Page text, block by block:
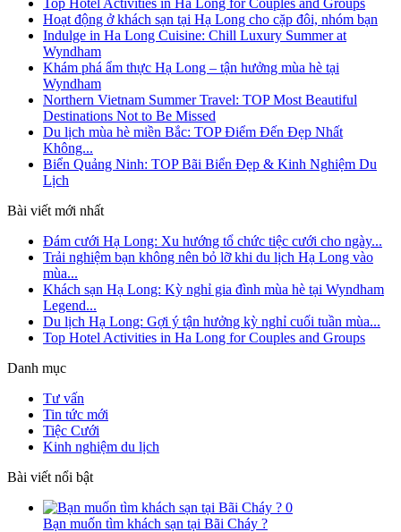
Hoạt động ở khách sạn tại Hạ Long cho cặp đôi, nhóm bạn
Indulge in Ha Long Cuisine: Chill Luxury Summer at
Wyndham
Khám phá ẩm thực Hạ Long – tận hưởng mùa hè tại
Wyndham
Northern Vietnam Summer Travel: TOP Most Beautiful
Destinations Not to Be Missed
Du lịch mùa hè miền Bắc: TOP Điểm Đến Đẹp Nhất
Không...
Biển Quảng Ninh: TOP Bãi Biển Đẹp & Kinh Nghiệm Du
Lịch
Bài viết mới nhất
Đám cưới Hạ Long: Xu hướng tổ chức tiệc cưới cho ngày...
Trải nghiệm bạn không nên bỏ lỡ khi du lịch Hạ Long vào
mùa...
Khách sạn Hạ Long: Kỳ nghỉ gia đình mùa hè tại Wyndham
Legend...
Du lịch Hạ Long: Gợi ý tận hưởng kỳ nghỉ cuối tuần mùa...
Top Hotel Activities in Ha Long for Couples and Groups
Danh mục
Tư vấn
Tin tức mới
Tiệc Cưới
Kinh nghiệm du lịch
Bài viết nổi bật
0
Bạn muốn tìm khách sạn tại Bãi Cháy ?